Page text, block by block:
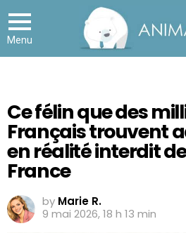
Menu
Ce félin que des
Français trouvent
en réalité interdit
France
by Marie R.
9 mai 2026, 18 h 13 min